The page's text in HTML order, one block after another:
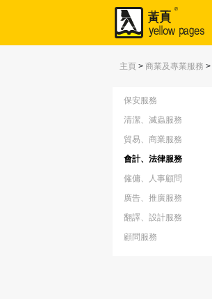
主頁 > 商業及專業服務 >
保安服務
清潔、滅蟲服務
貿易、商業服務
會計、法律服務
僱傭、人事顧問
廣告、推廣服務
翻譯、設計服務
顧問服務